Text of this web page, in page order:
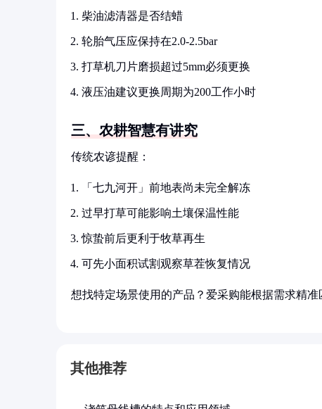
柴油滤清器是否结蜡
轮胎气压应保持在2.0-2.5bar
打草机刀片磨损超过5mm必须更换
液压油建议更换周期为200工作小时
三、农耕智慧有讲究
传统农谚提醒：
「七九河开」前地表尚未完全解冻
过早打草可能影响土壤保温性能
惊蛰前后更利于牧草再生
可先小面积试割观察草茬恢复情况
想找特定场景使用的产品？爱采购能根据需求精
其他推荐